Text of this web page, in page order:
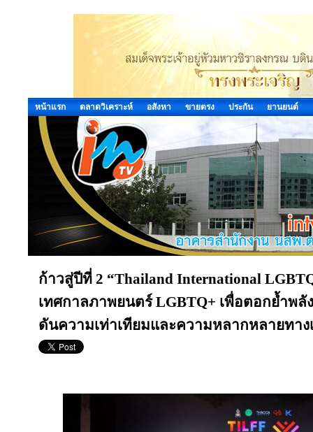
หน้าแรก ตลาดวิเคราะห์ อสังหา ขายตรง ประกัน ยานยนต์
ก้าวสู่ปีที่ 2 “Thailand International
เทศกาลภาพยนตร์ LGBTQ+ เพื่อตอกย้ำพ
ดันความเท่าเทียมและความหลากหลายทา